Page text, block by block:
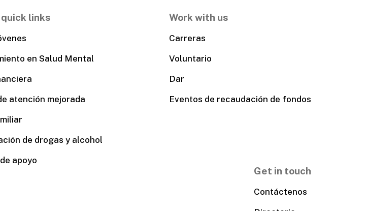
links
en Salud Mental
atención mejorada
de drogas y alcohol
apoyo
Work with us
Carreras
Voluntario
Dar
Eventos de recaudación de fondos
Get in touch
Contáctenos